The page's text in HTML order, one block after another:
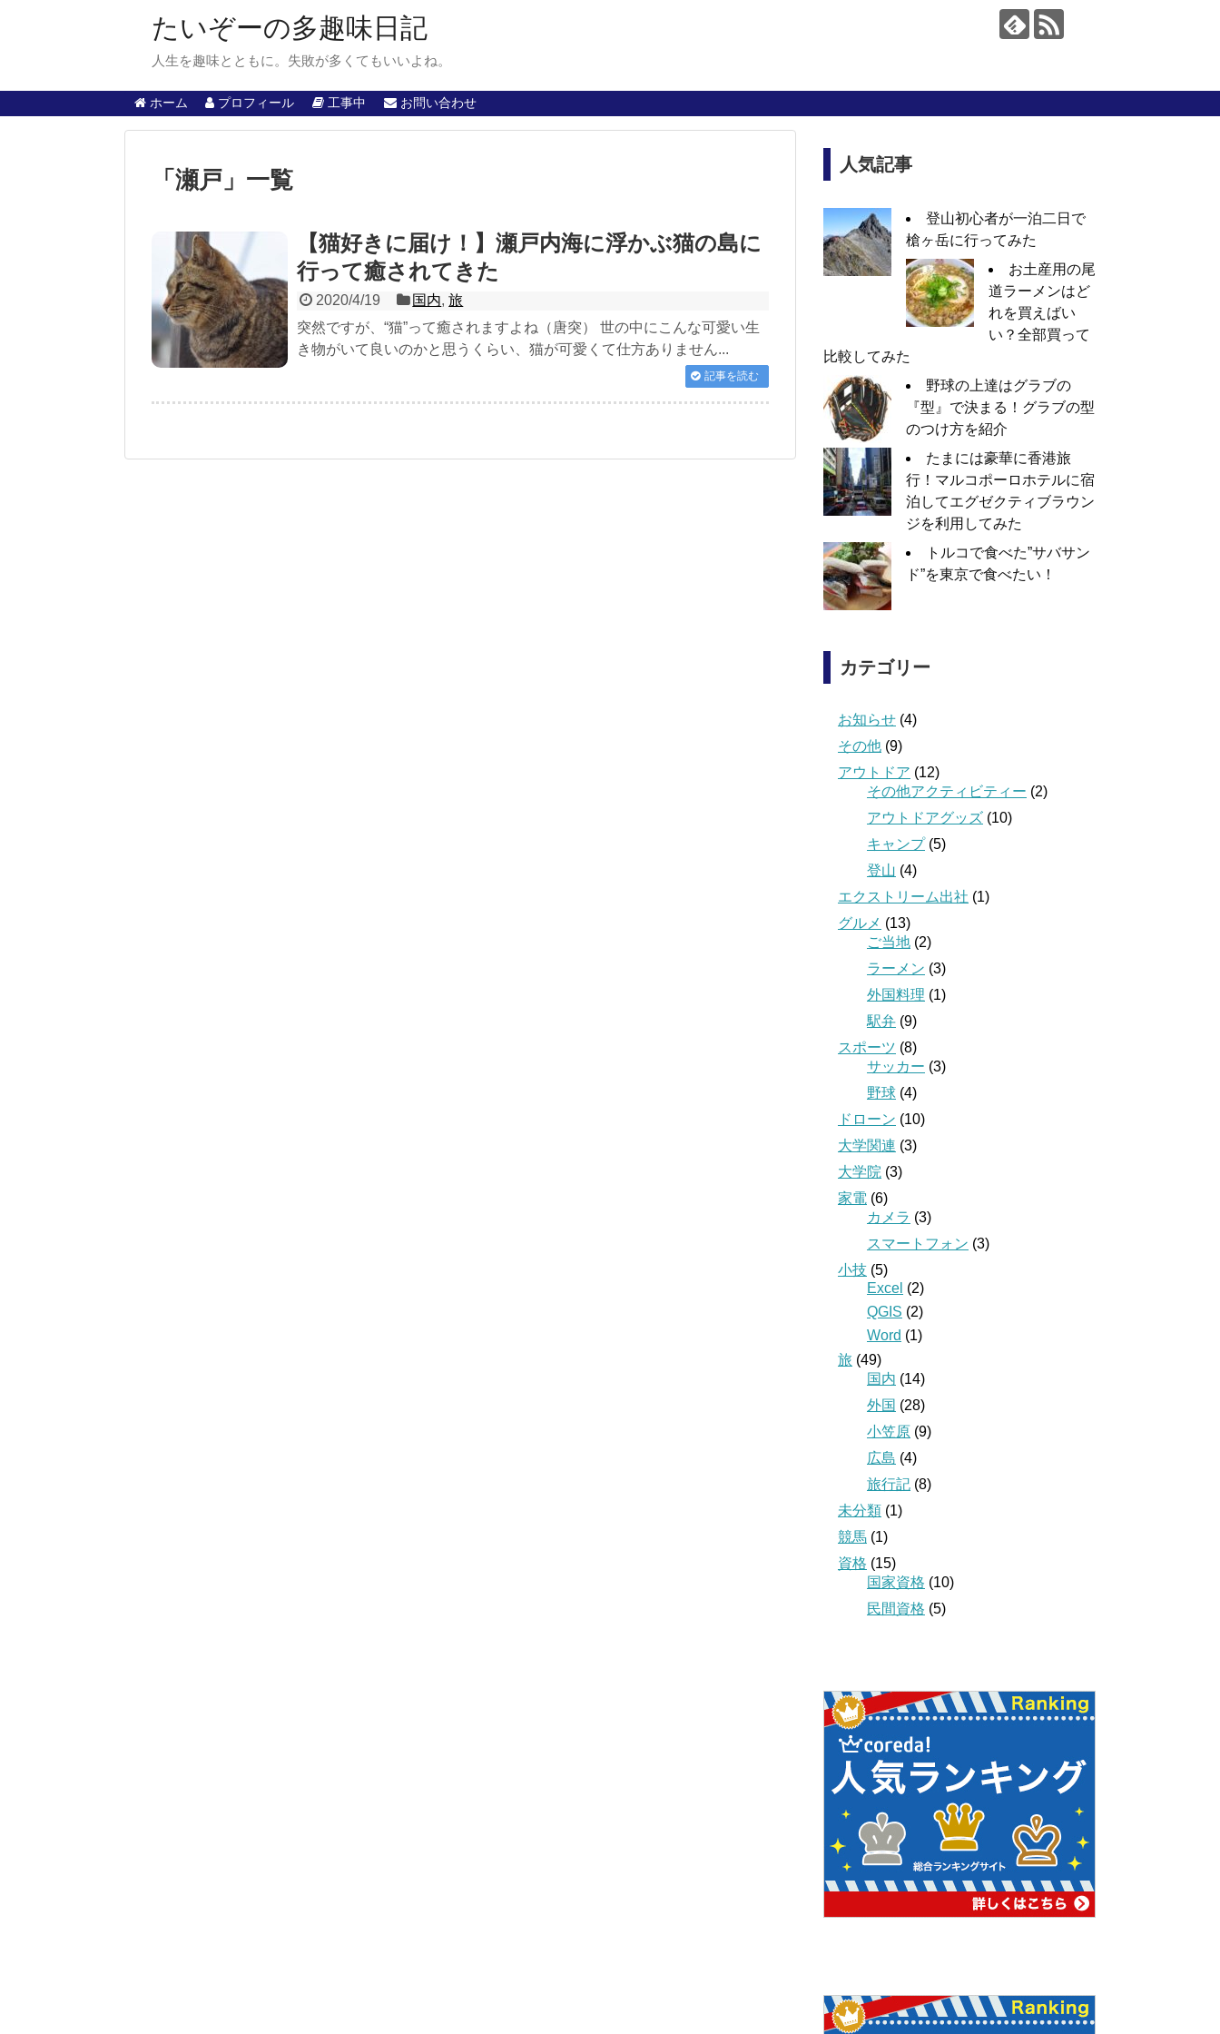
たいぞーの多趣味日記
人生を趣味とともに。失敗が多くてもいいよね。
ホーム プロフィール 工事中 お問い合わせ
「 瀬戸 」 一覧
【猫好きに届け！】瀬戸内海に浮かぶ猫の島に
行って癒されてきた
2020/4/19 国内,旅
突然ですが、“猫”って癒されますよね（唐突） 世の中にこんな可愛い生
き物がいて良いのかと思うくらい、猫が可愛くて仕方ありません...
記事を読む
人気記事
登山初心者が一泊二日で
槍ヶ岳に行ってみた
お土産用の尾
道ラーメンはど
れを買えばい
い？全部買って
比較してみた
野球の上達はグラブの
『型』で決まる！グラブの型
のつけ方を紹介
たまには豪華に香港旅
行！マルコポーロホテルに宿
泊してエグゼクティブラウン
ジを利用してみた
トルコで食べた”サバサン
ド”を東京で食べたい！
カテゴリー
お知らせ (4)
その他 (9)
アウトドア (12)
その他アクティビティー (2)
アウトドアグッズ (10)
キャンプ(5)
登山 (4)
エクストリーム出社 (1)
グルメ (13)
ご当地 (2)
ラーメン (3)
外国料理 (1)
駅弁 (9)
スポーツ (8)
サッカー (3)
野球 (4)
ドローン (10)
大学関連 (3)
大学院 (3)
家電 (6)
カメラ (3)
スマートフォン (3)
小技 (5)
Excel (2)
QGIS (2)
Word (1)
旅 (49)
国内 (14)
外国 (28)
小笠原 (9)
広島 (4)
旅行記 (8)
未分類 (1)
競馬 (1)
資格 (15)
国家資格 (10)
民間資格 (5)